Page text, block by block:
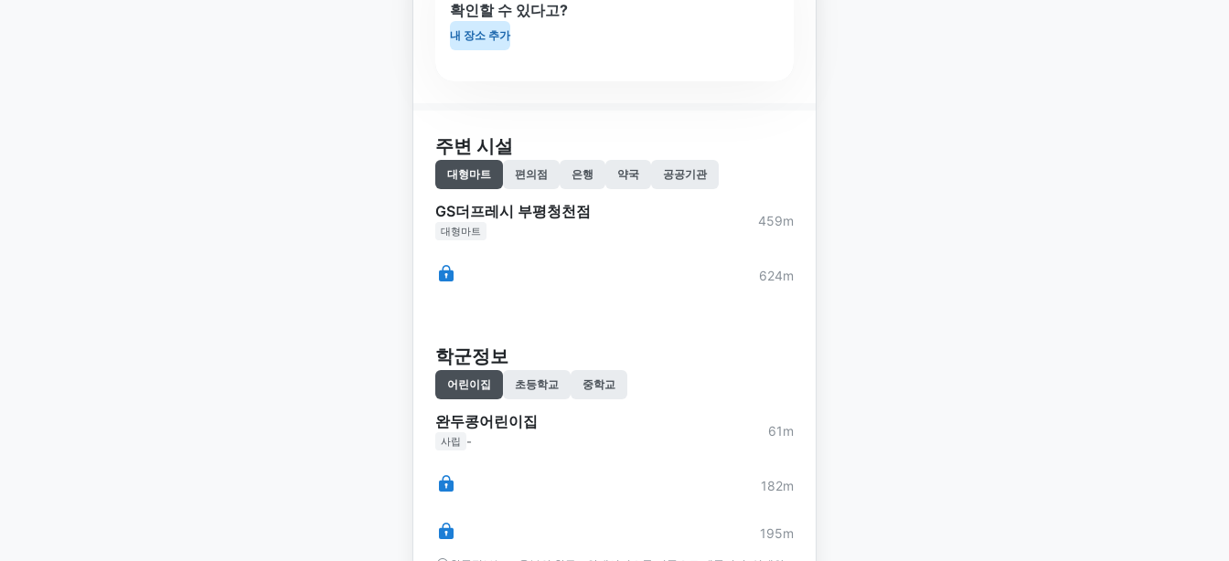
확인할 수 있다고?
내 장소 추가
주변 시설
대형마트 편의점 은행 약국 공공기관
GS더프레시 부평청천점
대형마트
459m
624m
학군정보
어린이집 초등학교 중학교
완두콩어린이집
사립 -
61m
182m
195m